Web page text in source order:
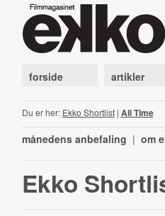
forside artikler
Du er her: Ekko Shortlist| All Time
månedens anbefaling | om
Ekko